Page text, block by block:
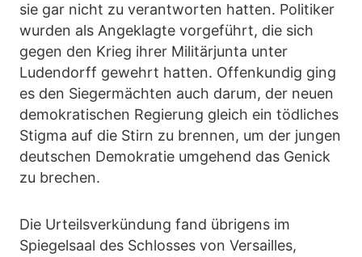
sie gar nicht zu verantworten hatten. Politiker
wurden als Angeklagte vorgeführt, die sich
gegen den Krieg ihrer Militärjunta unter
Ludendorff gewehrt hatten. Offenkundig ging
es den Siegermächten auch darum, der neuen
demokratischen Regierung gleich ein tödliches
Stigma auf die Stirn zu brennen, um der jungen
deutschen Demokratie umgehend das Genick
zu brechen.
Die Urteilsverkündung fand übrigens im
Spiegelsaal des Schlosses von Versailles,